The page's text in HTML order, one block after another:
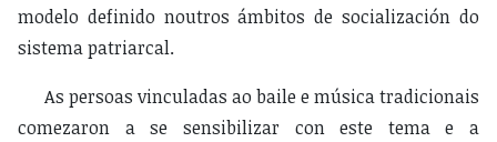
modelo definido noutros ámbitos de socialización do
sistema patriarcal.
As persoas vinculadas ao baile e música tradicionais
comezaron a se sensibilizar con este tema e a